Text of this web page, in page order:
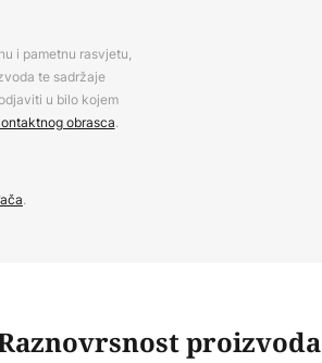
i pametnu rasvjetu,
te sadržaje
u bilo kojem
obrasca.
.
proizvoda